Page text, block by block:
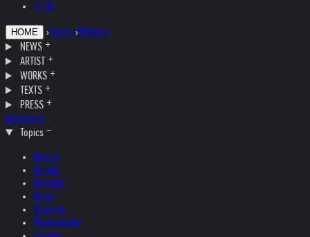
中文
HOME › Topics ›Helvetia
NEWS
ARTIST
WORKS
TEXTS
PRESS
Interviews
Topics
Austria
Ireland
Helvetia
Music
Museum
Photography